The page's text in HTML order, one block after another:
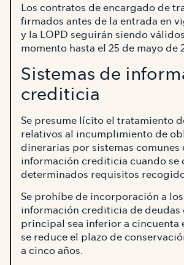
Los contratos de encargado de
firmados antes de la entrada en
y la LOPD seguirán siendo
momento hasta el 25 de mayo de
Sistemas de
crediticia
Se presume lícito el tratamiento
relativos al incumplimiento de
dinerarias por sistemas comunes
información crediticia cuando se
determinados requisitos
Se prohíbe de incorporación a
información crediticia de deudas
principal sea inferior a cincuenta
se reduce el plazo de
a cinco años.